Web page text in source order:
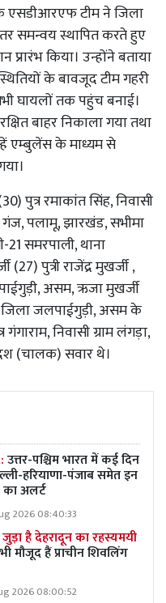
एसडीआरएफ टीम ने जिला
समन्वय स्थापित करते हुए
किया। उन्होंने बताया
के बावजूद टीम गहरी
घायलों तक पहुंच बनाई।
बाहर निकाला गया तथा
एम्बुलेंस के माध्यम से
पुत्र रमाकांत सिंह, निवासी
गंज, पलामू, झारखंड, सभीमा
21 समरपाली, थाना
पुत्री राजेंद्र मुखर्जी ,
असम, ऋजा मुखर्जी
जिला जलपाईगुड़ी, असम के
निवासी ग्राम लंगड़ा,
(चालक) सवार थे।
उत्तर-पश्चिम भारत में कई दिन
हरियाणा-पंजाब समेत इन
का अलर्ट
2026 08:40:33
है देहरादून का रहस्यमयी
मौजूद हैं प्राचीन शिवलिंग
2026 08:00:52